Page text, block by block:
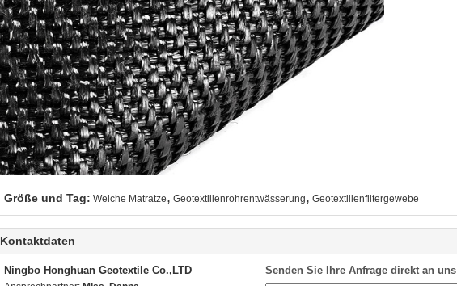
Größe und Tag: Weiche Matratze, Geotextilienrohrentwässerung, Geotextilienfiltergewebe
Kontaktdaten
Ningbo Honghuan Geotextile Co.,LTD Senden Sie Ihre Anfrage direkt an uns